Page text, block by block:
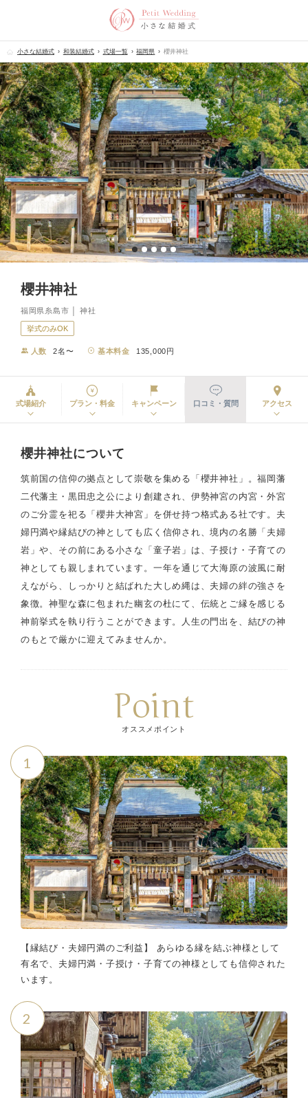
小さな結婚式 和装結婚式 式場一覧 福岡県 櫻井神社
櫻井神社
福岡県糸島市 │ 神社
挙式のみOK
人数 2名〜 基本料金 135,000円
式場紹介 プラン・料金 キャンペーン 口コミ・質問 アクセス
櫻井神社について
筑前国の信仰の拠点として崇敬を集める「櫻井神社」。福岡藩
二代藩主・黒田忠之公により創建され、伊勢神宮の内宮・外宮
のご分霊を祀る「櫻井大神宮」を併せ持つ格式ある社です。夫
婦円満や縁結びの神としても広く信仰され、境内の名勝「夫婦
岩」や、その前にある小さな「童子岩」は、子授け・子育ての
神としても親しまれています。一年を通じて大海原の波風に耐
えながら、しっかりと結ばれた大しめ縄は、夫婦の絆の強さを
象徴。神聖な森に包まれた幽玄の杜にて、伝統とご縁を感じる
神前挙式を執り行うことができます。人生の門出を、結びの神
のもとで厳かに迎えてみませんか。
Point
オススメポイント
1
【縁結び・夫婦円満のご利益】 あらゆる縁を結ぶ神様として
有名で、夫婦円満・子授け・子育ての神様としても信仰された
います。
2